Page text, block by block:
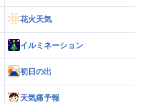
花火天気
イルミネーション
初日の出
天気痛予報